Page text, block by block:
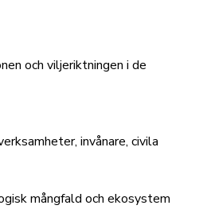
och viljeriktningen i de
invånare, civila
mångfald och ekosystem